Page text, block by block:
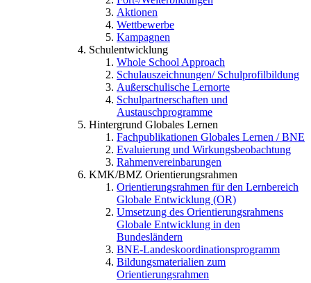
Aktionen
Wettbewerbe
Kampagnen
Schulentwicklung
Whole School Approach
Schulauszeichnungen/ Schulprofilbildung
Außerschulische Lernorte
Schulpartnerschaften und
Austauschprogramme
Hintergrund Globales Lernen
Fachpublikationen Globales Lernen / BNE
Evaluierung und Wirkungsbeobachtung
Rahmenvereinbarungen
KMK/BMZ Orientierungsrahmen
Orientierungsrahmen für den Lernbereich
Globale Entwicklung (OR)
Umsetzung des Orientierungsrahmens
Globale Entwicklung in den
Bundesländern
BNE-Landeskoordinationsprogramm
Bildungsmaterialien zum
Orientierungsrahmen